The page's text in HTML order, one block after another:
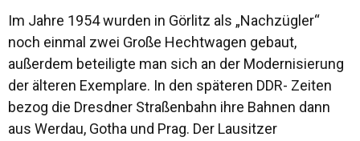
Im Jahre 1954 wurden in Görlitz als „Nachzügler“
noch einmal zwei Große Hechtwagen gebaut,
außerdem beteiligte man sich an der Modernisierung
der älteren Exemplare. In den späteren DDR- Zeiten
bezog die Dresdner Straßenbahn ihre Bahnen dann
aus Werdau, Gotha und Prag. Der Lausitzer